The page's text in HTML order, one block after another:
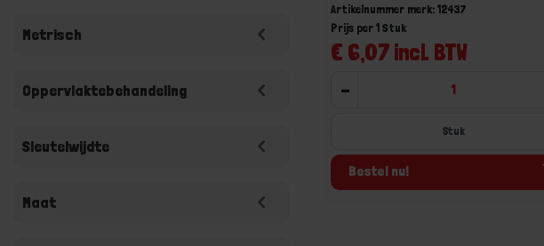
Metrisch
Oppervlaktebehandeling
Sleutelwijdte
Maat
Artikelnummer merk: 12437
€ 6,07 incl. BTW
Prijs per 1 Stuk
-
Stuk
Bestel nu!